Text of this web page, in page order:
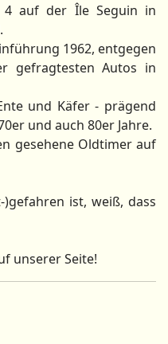
4 auf der Île Seguin in
1962, entgegen
gefragtesten Autos in
und Käfer - prägend
und auch 80er Jahre.
gesehene Oldtimer auf
ist, weiß, dass
unserer Seite!